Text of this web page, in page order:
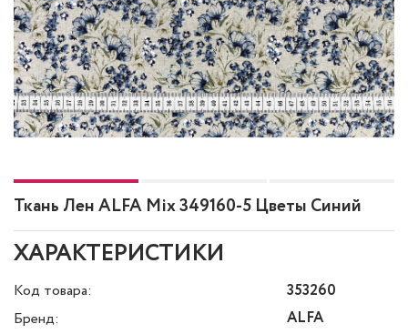
Ткань Лен ALFA Mix 349160-5 Цветы Синий
ХАРАКТЕРИСТИКИ
Код товара:
353260
Бренд:
ALFA